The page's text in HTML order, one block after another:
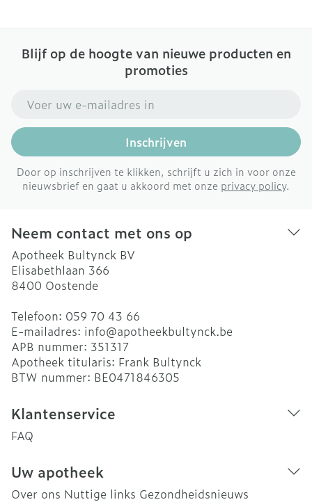
Blijf op de hoogte van nieuwe producten en
promoties
Inschrijven
Door op inschrijven te klikken, schrijft u zich in voor onze
nieuwsbrief en gaat u akkoord met onze privacy policy.
Neem contact met ons op
Apotheek Bultynck BV
Elisabethlaan 366
8400 Oostende
Telefoon: 059 70 43 66
E-mailadres: info@apotheekbultynck.be
APB nummer: 351317
Apotheek titularis: Frank Bultynck
BTW nummer: BE0471846305
Klantenservice
FAQ
Uw apotheek
Over ons Nuttige links Gezondheidsnieuws